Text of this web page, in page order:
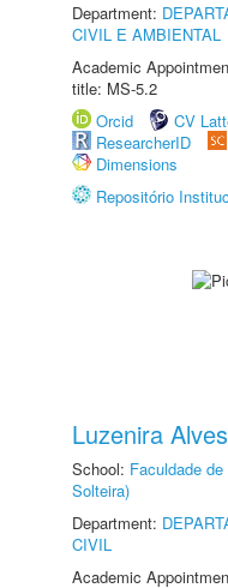
Department:
CIVIL E AMBIENTAL
Academic
title: MS-5.2
Orcid
CV
ResearcherID
Dimensions
Repositório
Luzenira
School: Faculdade
Solteira)
Department:
CIVIL
Academic